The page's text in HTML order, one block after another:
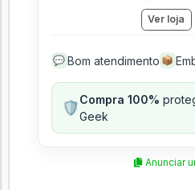
Ver loja
💬 Bom atendimento 📦
🛡️Compra 100%
Geek
Anunciar